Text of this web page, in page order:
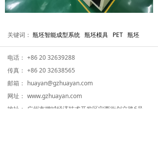
关键词： 瓶坯智能成型系统 瓶坯模具 PET 瓶坯
电话： +86 20 32639288
传真： +86 20 32638565
邮箱： huayan@gzhuayan.com
网址： www.gzhuayan.com
地址： 广州市增城经济技术开发区宁西街创立路6号